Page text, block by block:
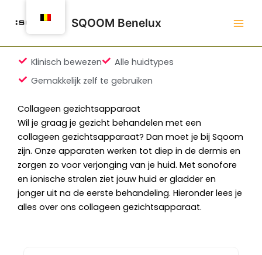
naar
inhoud
SQOOM Benelux
Klinisch bewezen
Alle huidtypes
Gemakkelijk zelf te gebruiken
Collageen gezichtsapparaat
Wil je graag je gezicht behandelen met een
collageen gezichtsapparaat? Dan moet je bij Sqoom
zijn. Onze apparaten werken tot diep in de dermis en
zorgen zo voor verjonging van je huid. Met sonofore
en ionische stralen ziet jouw huid er gladder en
jonger uit na de eerste behandeling. Hieronder lees je
alles over ons collageen gezichtsapparaat.